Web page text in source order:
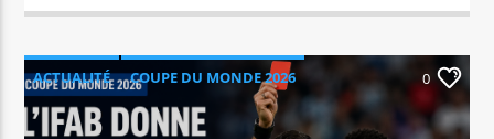
ACTUALITÉ
COUPE DU MONDE 2026
FOOTBALL
INTERNATIONAL SPORT
0